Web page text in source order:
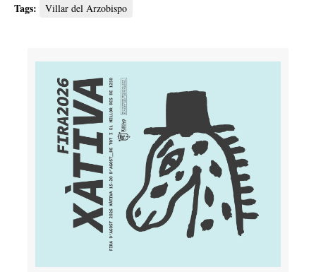
Tags: Villar del Arzobispo